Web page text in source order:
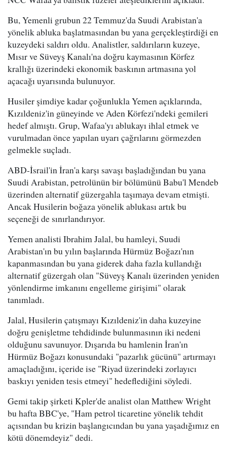
Bu, Yemenli grubun 22 Temmuz'da Suudi Arabistan'a
yönelik abluka başlatmasından bu yana gerçekleştirdiği en
kuzeydeki saldırı oldu. Analistler, saldırıların kuzeye,
Mısır ve Süveyş Kanalı'na doğru kaymasının Körfez
krallığı üzerindeki ekonomik baskının artmasına yol
açacağı uyarısında bulunuyor.
Husiler şimdiye kadar çoğunlukla Yemen açıklarında,
Kızıldeniz'in güneyinde ve Aden Körfezi'ndeki gemileri
hedef almıştı. Grup, Wafaa'yı ablukayı ihlal etmek ve
vurulmadan önce yapılan uyarı çağrılarını görmezden
gelmekle suçladı.
ABD-İsrail'in İran'a karşı savaşı başladığından bu yana
Suudi Arabistan, petrolünün bir bölümünü Babu'l Mendeb
üzerinden alternatif güzergahla taşımaya devam etmişti.
Ancak Husilerin boğaza yönelik ablukası artık bu
seçeneği de sınırlandırıyor.
Yemen analisti Ibrahim Jalal, bu hamleyi, Suudi
Arabistan'ın bu yılın başlarında Hürmüz Boğazı'nın
kapanmasından bu yana giderek daha fazla kullandığı
alternatif güzergah olan "Süveyş Kanalı üzerinden yeniden
yönlendirme imkanını engelleme girişimi" olarak
tanımladı.
Jalal, Husilerin çatışmayı Kızıldeniz'in daha kuzeyine
doğru genişletme tehdidinde bulunmasının iki nedeni
olduğunu savunuyor. Dışarıda bu hamlenin İran'ın
Hürmüz Boğazı konusundaki "pazarlık gücünü" artırmayı
amaçladığını, içeride ise "Riyad üzerindeki zorlayıcı
baskıyı yeniden tesis etmeyi" hedeflediğini söyledi.
Gemi takip şirketi Kpler'de analist olan Matthew Wright
bu hafta BBC'ye, "Ham petrol ticaretine yönelik tehdit
açısından bu krizin başlangıcından bu yana yaşadığımız en
kötü dönemdeyiz" dedi.